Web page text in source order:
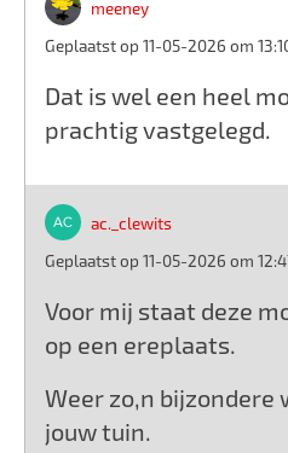
meeney
Geplaatst op 11-05-2026 om
Dat is wel een heel
prachtig vastgelegd.
ac._clewits
Geplaatst op 11-05-2026 om
Voor mij staat deze
op een ereplaats.
Weer zo,n bijzondere
jouw tuin.